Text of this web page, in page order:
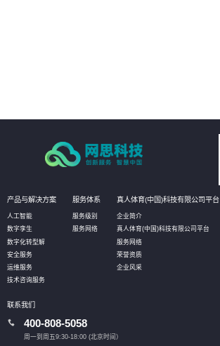
产品与解决方案
人工智能
数字孪生
数字化转型解
安全服务
运维服务
技术咨询服务
服务体系
服务级别
服务网络
真人体育(中国)科技有限公司平台
企业简介
真人体育(中国)科技有限公司平台
服务网络
荣誉资质
企业风采
联系我们
400-808-5058
周一到周五9:30-18:00 (北京时间）